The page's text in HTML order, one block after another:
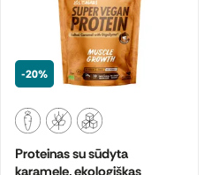
-20%
Proteinas su sūdyta
karamele, ekologiškas